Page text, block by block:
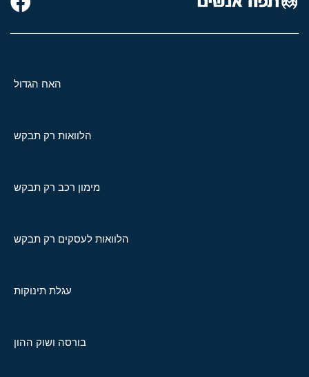
האח הגדול
הלוואות רק תבקש
מימון רכב רק תבקש
הלוואות לעסקים רק תבקש
עגלת תינוקות
בורסה ושוק ההון